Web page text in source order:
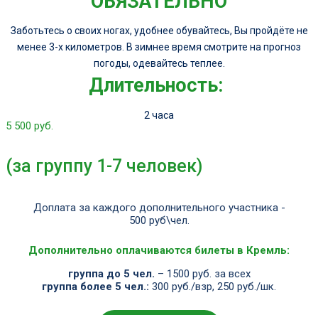
Заботьтесь о своих ногах, удобнее обувайтесь, Вы пройдёте не
менее 3-х километров. В зимнее время смотрите на прогноз
погоды, одевайтесь теплее.
Длительность:
2 часа
5 500 руб.
(за группу 1-7 человек)
Доплата за каждого дополнительного участника -
500 руб\чел.
Дополнительно оплачиваются билеты в Кремль:
группа до 5 чел. – 1500 руб. за всех
группа более 5 чел.: 300 руб./взр, 250 руб./шк.